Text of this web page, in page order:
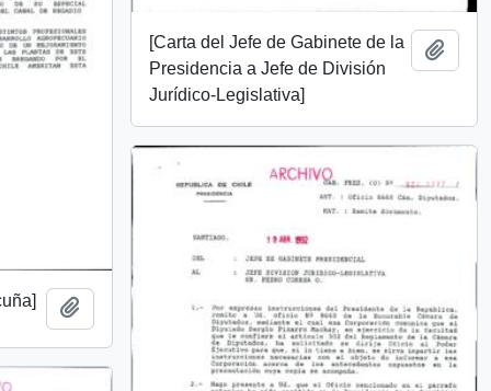
[Carta del Jefe de Gabinete de la
Presidencia a Jefe de División
Jurídico-Legislativa]
Añadir al portapapeles